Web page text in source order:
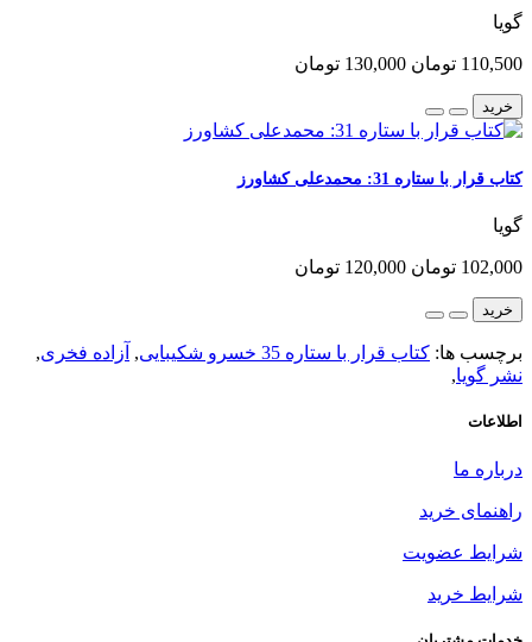
گویا
110,500 تومان 130,000 تومان
خرید
کتاب قرار با ستاره 31: محمدعلی کشاورز
گویا
102,000 تومان 120,000 تومان
خرید
برچسب ها: کتاب قرار با ستاره 35 خسرو شکیبایی , آزاده فخری,
نشر گویا,
اطلاعات
درباره ما
راهنمای خرید
شرایط عضویت
شرایط خرید